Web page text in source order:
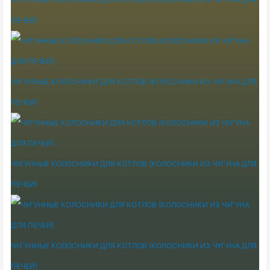
ПЕЧЕЙ)
ЧУГУННЫЕ КОЛОСНИКИ ДЛЯ КОТЛОВ (КОЛОСНИКИ ИЗ ЧУГУНА ДЛЯ
ПЕЧЕЙ)
ЧУГУННЫЕ КОЛОСНИКИ ДЛЯ КОТЛОВ (КОЛОСНИКИ ИЗ ЧУГУНА ДЛЯ
ПЕЧЕЙ)
ЧУГУННЫЕ КОЛОСНИКИ ДЛЯ КОТЛОВ (КОЛОСНИКИ ИЗ ЧУГУНА ДЛЯ
ПЕЧЕЙ)